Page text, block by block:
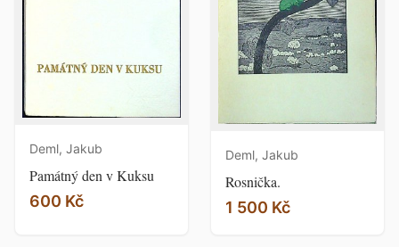
Deml, Jakub
Památný den v Kuksu
600 Kč
Deml, Jakub
Rosnička.
1 500 Kč